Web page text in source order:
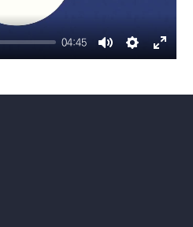
04:45
MuteSettings
Enter